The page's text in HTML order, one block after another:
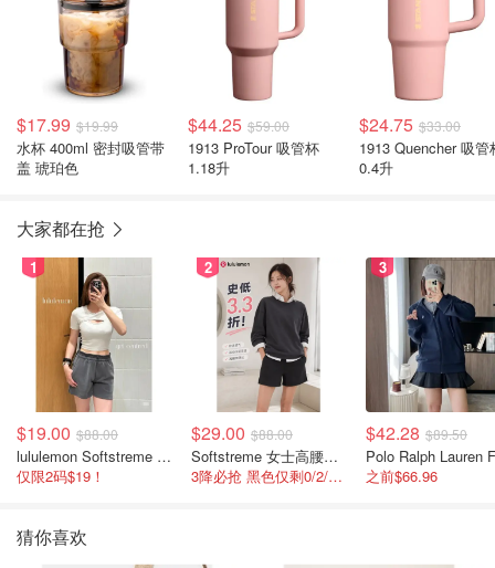
$17.99 $19.99
水杯 400ml 密封吸管带
盖 琥珀色
$44.25 $59.00
1913 ProTour 吸管杯
1.18升
$24.75 $33.00
1913 Quencher 吸管
0.4升
大家都在抢
1
$19.00 $88.00
lululemon Softstreme 女士高腰短裤 10cm
仅限2码$19！
2
$29.00 $88.00
Softstreme 女士高腰短裤 4英寸
3降必抢 黑色仅剩0/2/4码
3
$42.28 $89.50
之前$66.96
猜你喜欢